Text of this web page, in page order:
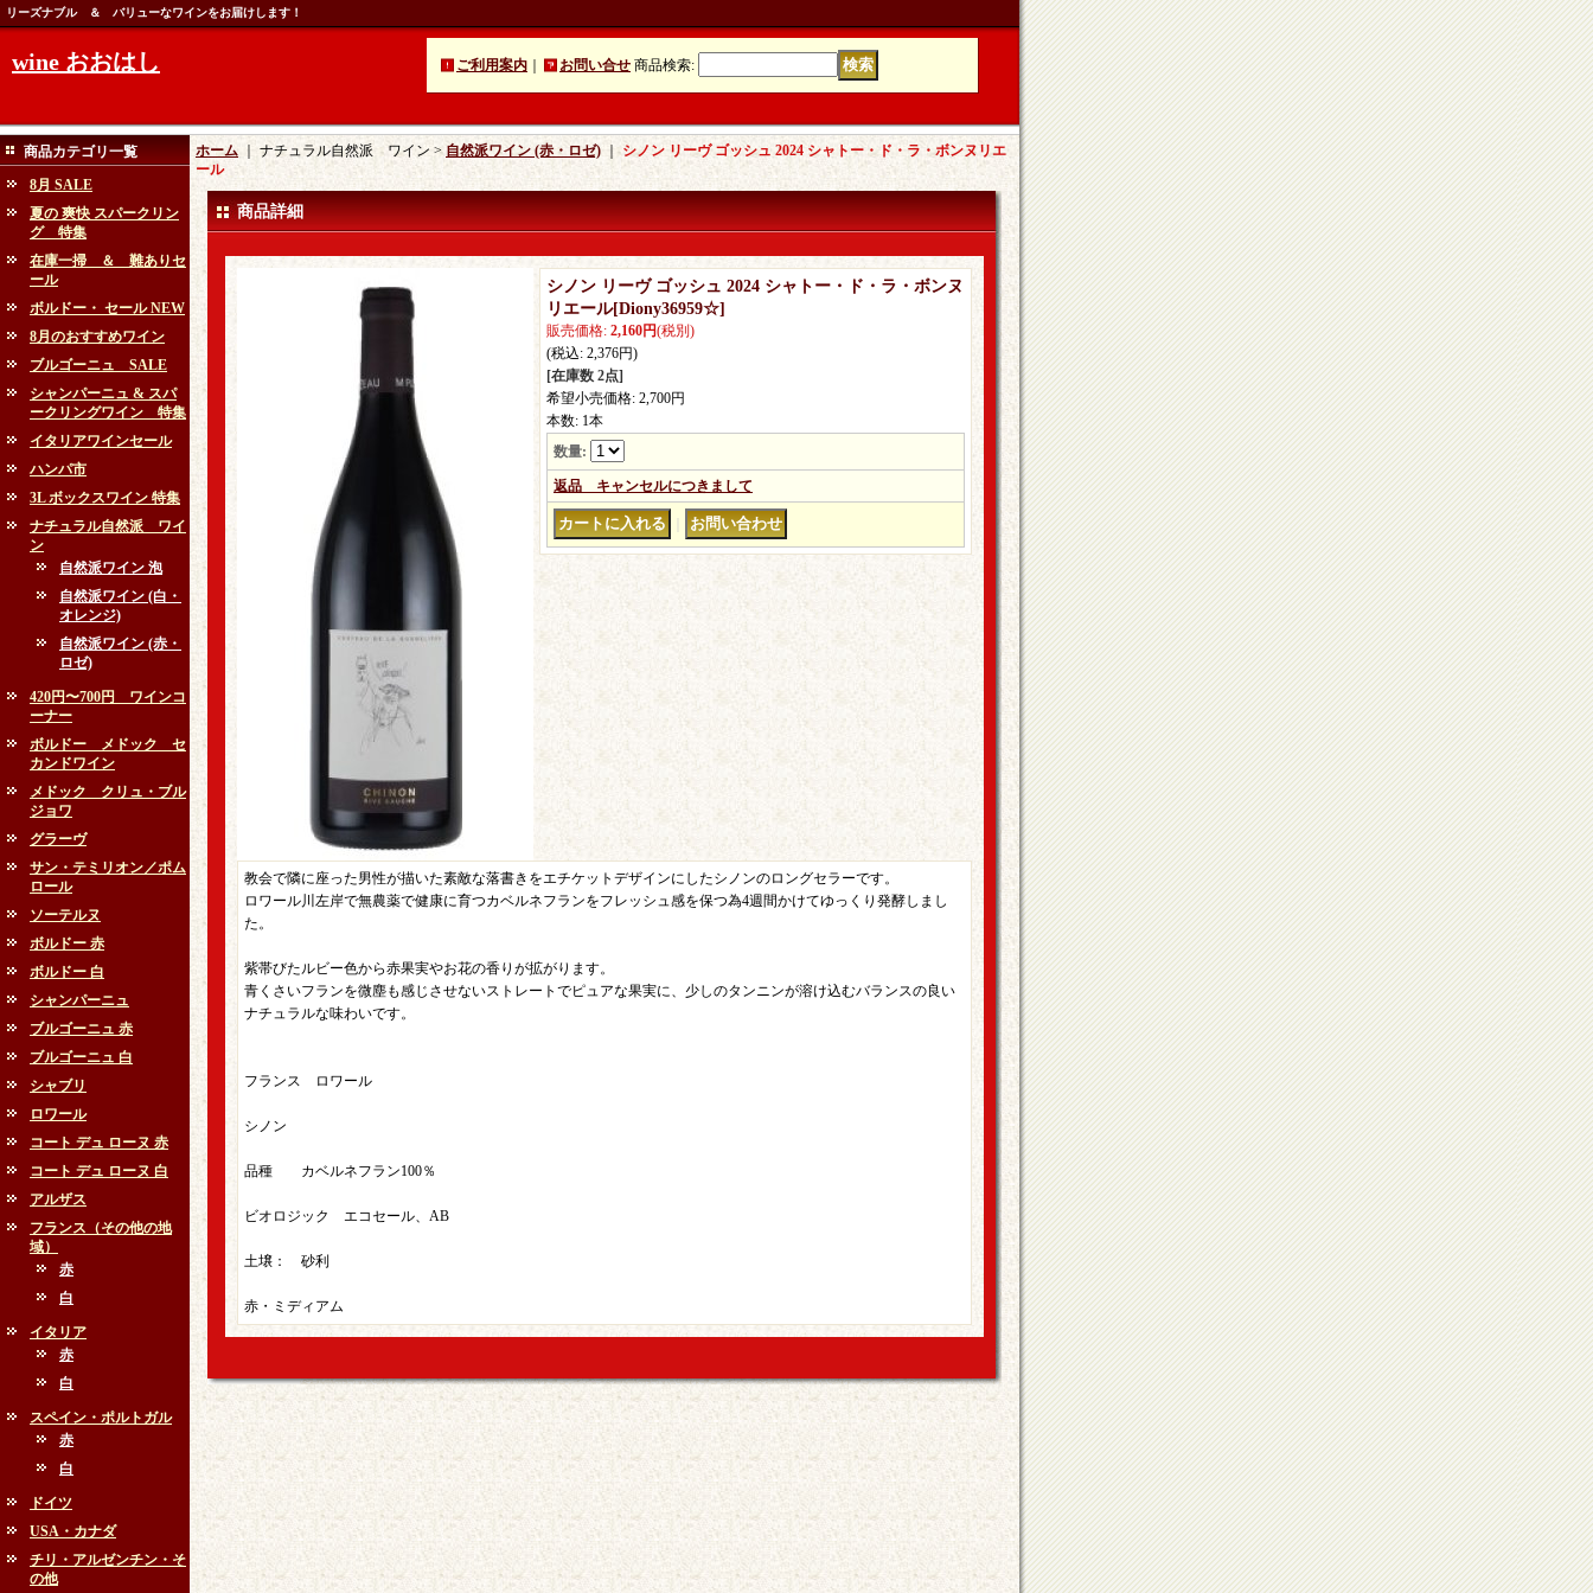
リーズナブル ＆ バリューなワインをお届けします！
wine おおはし ご利用案内 お問い合せ 商品検索:
商品カテゴリ一覧
8月 SALE
夏の 爽快 スパークリン
グ 特集
在庫一掃 ＆ 難ありセ
ール
ボルドー・ セール NEW
8月のおすすめワイン
ブルゴーニュ SALE
シャンパーニュ & スパ
ークリングワイン 特集
イタリアワインセール
ハンパ市
3L ボックスワイン 特集
ナチュラル自然派 ワイ
ン
自然派ワイン 泡
自然派ワイン (白・
オレンジ)
自然派ワイン (赤・
ロゼ)
420円〜700円 ワインコ
ーナー
ボルドー メドック セ
カンドワイン
メドック クリュ・ブル
ジョワ
グラーヴ
サン・テミリオン／ポム
ロール
ソーテルヌ
ボルドー 赤
ボルドー 白
シャンパーニュ
ブルゴーニュ 赤
ブルゴーニュ 白
シャブリ
ロワール
コート デュ ローヌ 赤
コート デュ ローヌ 白
アルザス
フランス（その他の地
域）
赤
白
イタリア
赤
白
スペイン・ポルトガル
赤
白
ドイツ
USA・カナダ
チリ・アルゼンチン・そ
の他
ホーム ｜ ナチュラル自然派 ワイン > 自然派ワイン (赤・ロゼ) ｜ シノン リーヴ ゴッシュ 2024 シャトー・ド・ラ・ボンヌリエ
ール
商品詳細
シノン リーヴ ゴッシュ 2024 シャトー・ド・ラ・ボンヌ
リエール[Diony36959☆]
販売価格: 2,160円(税別)
(税込: 2,376円)
[在庫数 2点]
希望小売価格: 2,700円
本数: 1本
数量:
返品 キャンセルにつきまして
教会で隣に座った男性が描いた素敵な落書きをエチケットデザインにしたシノンのロングセラーです。
ロワール川左岸で無農薬で健康に育つカベルネフランをフレッシュ感を保つ為4週間かけてゆっくり発酵しまし
た。
紫帯びたルビー色から赤果実やお花の香りが拡がります。
青くさいフランを微塵も感じさせないストレートでピュアな果実に、少しのタンニンが溶け込むバランスの良い
ナチュラルな味わいです。
フランス ロワール
シノン
品種 カベルネフラン100％
ビオロジック エコセール、AB
土壌： 砂利
赤・ミディアム